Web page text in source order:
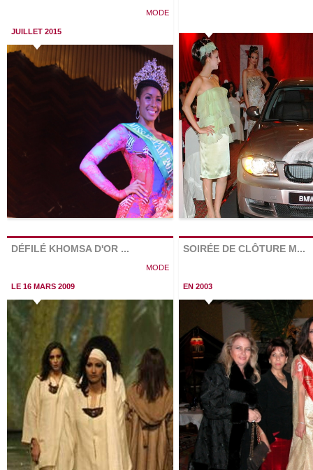
MODE
JUILLET 2015
Facebook
DÉFILÉ KHOMSA D'OR ...
MODE
LE 16 MARS 2009
SOIRÉE DE CLÔTURE M...
EN 2003